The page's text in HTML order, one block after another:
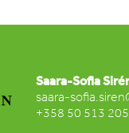
Saara-Sofia
saara-
+358 50 513